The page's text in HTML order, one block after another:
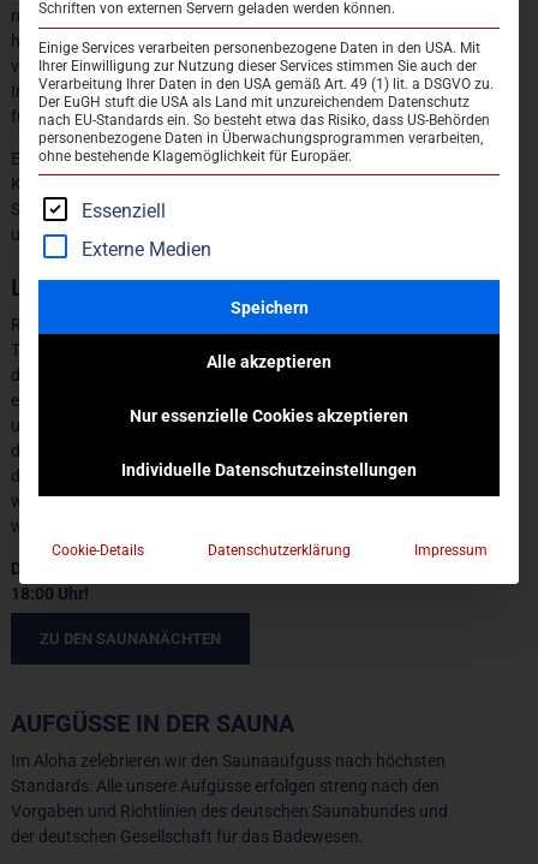
EVENTS
PREISE & ZEITEN
WEB-SHOP
nordischem Kelo-Holz, welche das Herz aller Saunaliebhaber
höher schlagen lässt. Lassen Sie sich vom großen Angebot
verschiedenster Saunen überzeugen, ob Aromasauna,
Infrarotsauna, Dampfbad oder die klassische Aufgusssauna,
für jeden Geschmack ist etwas dabei.
Erfrischung nach der Sauna bietet der ganzjährig temperierte
Kaltsee und zwischen den Saunagängen lädt die
Saunagastronomie mit einer großen Auswahl an Getränken
und Snacks zum Verweilen ein.
LANGE SAUNANÄCHTE
Regelmäßig finden in der Saunalandschaft
Themensaunanächte statt. Bis 0:00 Uhr nachts können sich
die Gäste dabei in der Saunalandschaft verwöhnen lassen,
entspannen und ein tolles Programm erleben. Auf
unterschiedlichste Themen dürfen sich die Saunagäste
dieses Jahr freuen. Die Sauna und das Hallenbad sind an
diesen Terminen bis 00:00 Uhr nachts geöffnet, ein
wechselndes Abendessen steht auf dem Programm, ebenso
wie stündlich stattfindende Erlebnisaufgüsse.
Die Sauna öffnet an den langen Saunanächten erst um
18:00 Uhr!
ZU DEN SAUNANÄCHTEN
AUFGÜSSE IN DER SAUNA
Im Aloha zelebrieren wir den Saunaaufguss nach höchsten
Standards: Alle unsere Aufgüsse erfolgen streng nach den
Vorgaben und Richtlinien des deutschen Saunabundes und
der deutschen Gesellschaft für das Badewesen.
Schriften von externen Servern geladen werden können.
Einige Services verarbeiten personenbezogene Daten in den USA. Mit
Ihrer Einwilligung zur Nutzung dieser Services stimmen Sie auch der
Verarbeitung Ihrer Daten in den USA gemäß Art. 49 (1) lit. a DSGVO zu.
Der EuGH stuft die USA als Land mit unzureichendem Datenschutz
nach EU-Standards ein. So besteht etwa das Risiko, dass US-Behörden
personenbezogene Daten in Überwachungsprogrammen verarbeiten,
ohne bestehende Klagemöglichkeit für Europäer.
Essenziell
Externe Medien
Speichern
Alle akzeptieren
Nur essenzielle Cookies akzeptieren
Individuelle Datenschutzeinstellungen
Cookie-Details Datenschutzerklärung Impressum